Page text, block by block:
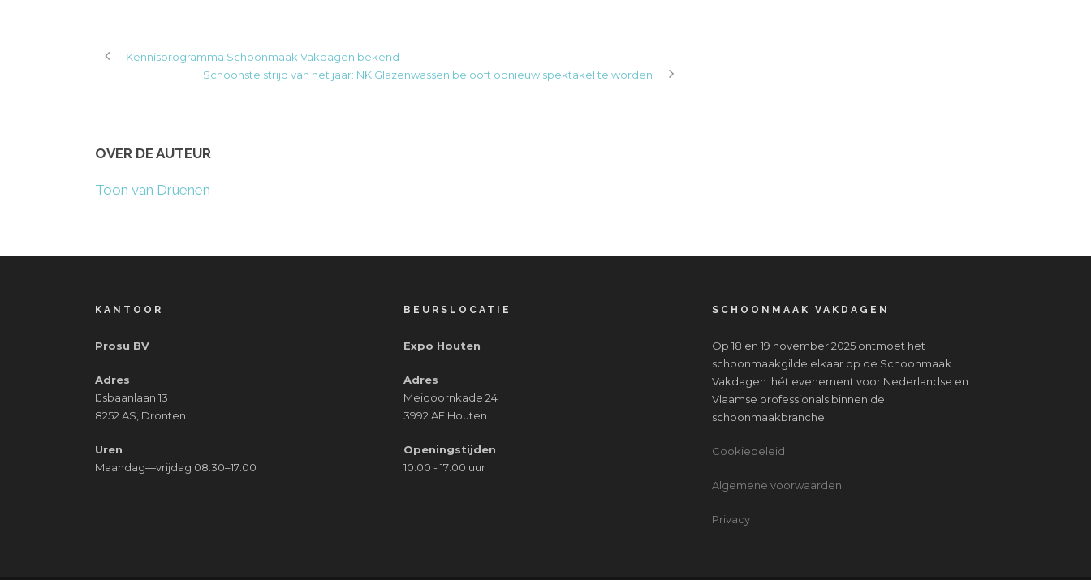
Kennisprogramma Schoonmaak Vakdagen bekend
Schoonste strijd van het jaar: NK Glazenwassen belooft opnieuw spektakel te worden
OVER DE AUTEUR
Toon van Druenen
KANTOOR
Prosu BV
Adres
IJsbaanlaan 13
8252 AS, Dronten
Uren
Maandag—vrijdag 08:30–17:00
BEURSLOCATIE
Expo Houten
Adres
Meidoornkade 24
3992 AE Houten
Openingstijden
10:00 - 17:00 uur
SCHOONMAAK VAKDAGEN
Op 18 en 19 november 2025 ontmoet het
schoonmaakgilde elkaar op de Schoonmaak
Vakdagen: hét evenement voor Nederlandse en
Vlaamse professionals binnen de
schoonmaakbranche.
Cookiebeleid
Algemene voorwaarden
Privacy